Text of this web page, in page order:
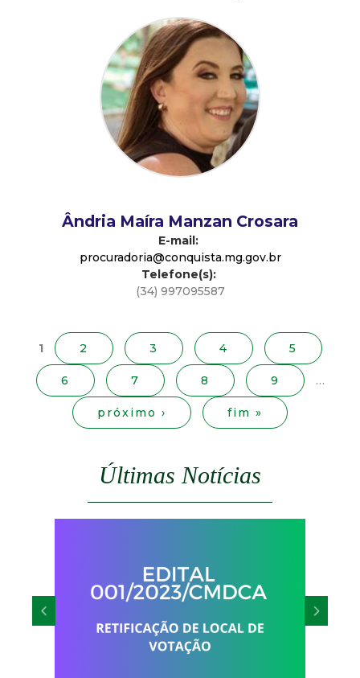
n
q
a
M
Ândria Maíra Manzan Crosara
E-mail:
procuradoria@conquista.mg.gov.br
Telefone(s):
(34) 997095587
1 2 3 4 5
6 7 8 9 …
próximo › fim »
Últimas Notícias